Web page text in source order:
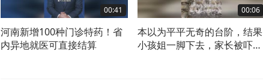
00:41
河南新增100种门诊特药！省
内异地就医可直接结算
00:06
本以为平平无奇的台阶，结果
小孩姐一脚下去，家长被吓得